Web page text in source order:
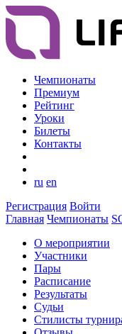
Чемпионаты
Премиум
Рейтинг
Уроки
Билеты
Контакты
ru en
Регистрация Войти
Главная Чемпионаты
О мероприятии
Участники
Пары
Расписание
Результаты
Судьи
Стилисты